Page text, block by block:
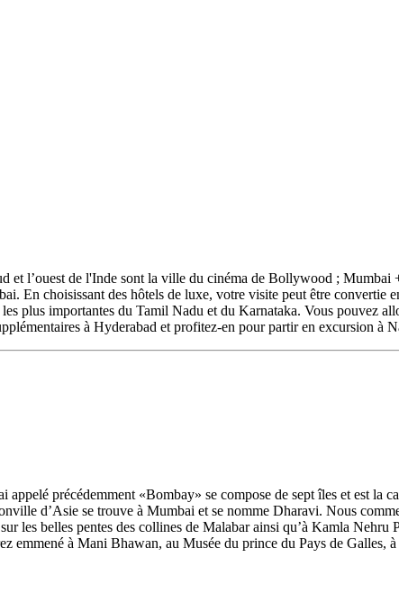
et l’ouest de l'Inde sont la ville du cinéma de Bollywood ;
En choisissant des hôtels de luxe, votre visite peut être convertie
plus importantes du Tamil Nadu et du Karnataka. Vous pouvez
à Hyderabad et profitez-en pour partir en excursion à
précédemment «Bombay» se compose de sept îles et est la
d’Asie se trouve à Mumbai et se nomme Dharavi. Nous
les belles pentes des collines de Malabar ainsi qu’à Kamla
emmené à Mani Bhawan, au Musée du prince du Pays de Galles,